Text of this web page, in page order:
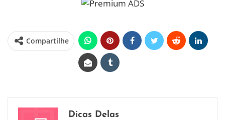
Compartilhe
Dicas Delas